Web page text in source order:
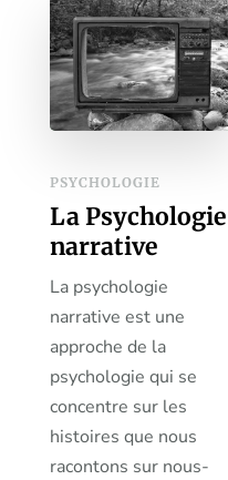
PSYCHOLOGIE
La Psychologie
narrative
La psychologie
narrative est une
approche de la
psychologie qui se
concentre sur les
histoires que nous
racontons sur nous-